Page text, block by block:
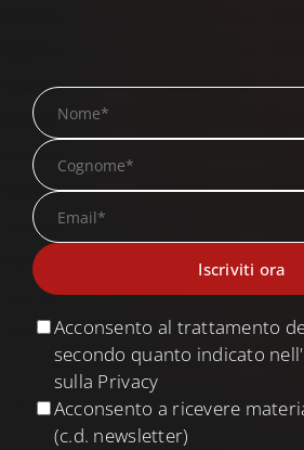
Acconsento al trattamento
secondo quanto indicato
sulla Privacy
Acconsento a ricevere
(c.d. newsletter)
Search
for: